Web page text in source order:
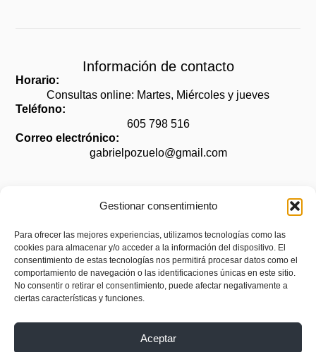
Gestionar consentimiento
Para ofrecer las mejores experiencias, utilizamos tecnologías como las
cookies para almacenar y/o acceder a la información del dispositivo. El
consentimiento de estas tecnologías nos permitirá procesar datos como el
comportamiento de navegación o las identificaciones únicas en este sitio.
No consentir o retirar el consentimiento, puede afectar negativamente a
ciertas características y funciones.
Aceptar
Información de contacto
Horario:
Consultas online: Martes, Miércoles y jueves
Teléfono:
605 798 516
Correo electrónico:
gabrielpozuelo@gmail.com
Aviso legal
Política de privacidad
Política de cookies (UE)